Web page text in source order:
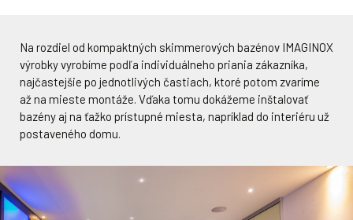
Na rozdiel od kompaktných skimmerových bazénov IMAGINOX
výrobky vyrobíme podľa individuálneho priania zákazníka,
najčastejšie po jednotlivých častiach, ktoré potom zvaríme
až na mieste montáže. Vďaka tomu dokážeme inštalovať
bazény aj na ťažko prístupné miesta, napríklad do interiéru už
postaveného domu.